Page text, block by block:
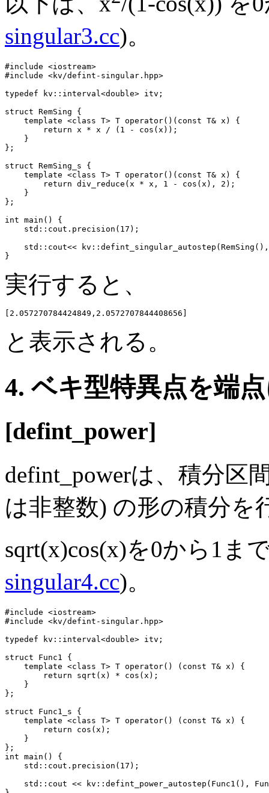
singular3.cc)。
#include <iostream>
#include <kv/defint-singular.hpp>
typedef kv::interval<double> itv;
struct RemSing {
    template <class T> T operator()(const T& x) {
        return x * x / (1 - cos(x));
    }
};
struct RemSing_s {
    template <class T> T operator()(const T& x) {
        return div_reduce(x * x, 1 - cos(x), 2);
    }
};
int main() {
    std::cout.precision(17);
std::cout<<
実行すると、
と表示される。
4. ベキ型特異点を端
[defint_power]
defint_powerは、積分区
は非整数) の形の積分を
sqrt(x)cos(x)を0から1ま
singular4.cc)。
#include <iostream>
#include <kv/defint-singular.hpp>
typedef kv::interval<double> itv;
struct Func1 {
    template <class T> T operator() (const T& x) {
        return sqrt(x) * cos(x);
    }
};
struct Func1_s {
    template <class T> T operator() (const T& x) {
        return cos(x);
    }
};
int main() {
    std::cout.precision(17);
std::cout << kv::defint_power_autostep(Func1(),